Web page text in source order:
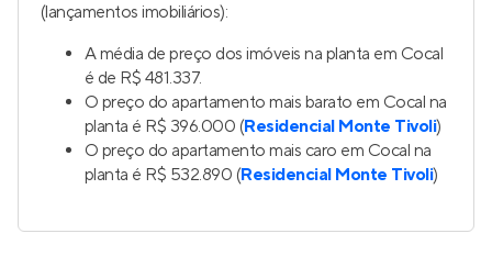
(lançamentos imobiliários):
A média de preço dos imóveis na planta em Cocal
é de R$ 481.337.
O preço do apartamento mais barato em Cocal na
planta é R$ 396.000 (Residencial Monte Tivoli)
O preço do apartamento mais caro em Cocal na
planta é R$ 532.890 (Residencial Monte Tivoli)